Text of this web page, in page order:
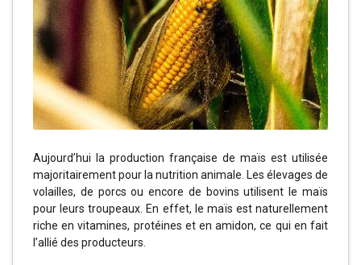
Aujourd’hui la production française de maïs est utilisée
majoritairement pour la nutrition animale. Les élevages de
volailles, de porcs ou encore de bovins utilisent le maïs
pour leurs troupeaux. En effet, le maïs est naturellement
riche en vitamines, protéines et en amidon, ce qui en fait
l’allié des producteurs.